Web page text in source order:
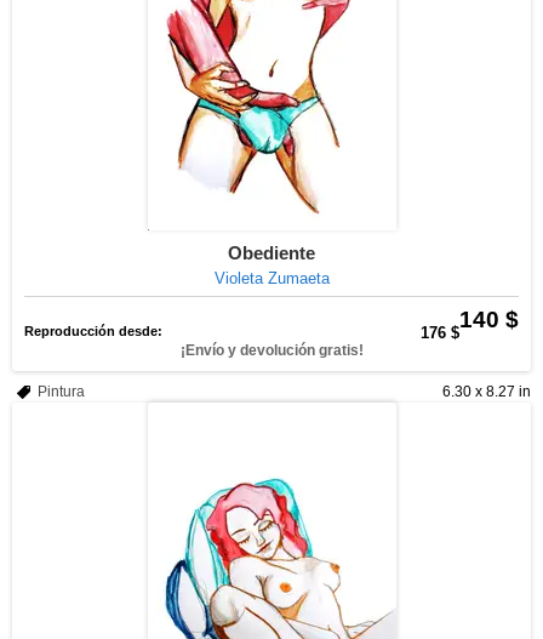
Obediente
Violeta Zumaeta
140 $
Reproducción desde: 176 $
¡Envío y devolución gratis!
6.30 x 8.27 in
Pintura